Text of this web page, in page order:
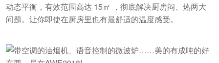
动态平衡，有效范围高达 15㎡ ，彻底解决厨房闷、热两大
问题。让你即使在厨房里也有最舒适的温度感受。